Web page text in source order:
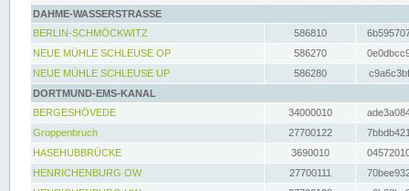
DAHME-WASSERSTRASSE
BERLIN-SCHMÖCKWITZ
586810
NEUE MÜHLE SCHLEUSE OP
586270
NEUE MÜHLE SCHLEUSE UP
586280
DORTMUND-EMS-KANAL
BERGESHÖVEDE
34000010
Groppenbruch
27700122
HASEHUBBRÜCKE
3690010
HENRICHENBURG OW
27700111